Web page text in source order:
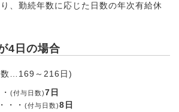
、勤続年数に応じた日数の年次有給休
4日の場合
数…169～216日)
(付与日数)7日
・・・ (付与日数)8日